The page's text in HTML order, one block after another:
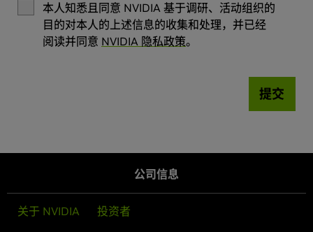
本人知悉且同意 NVIDIA 基于调研、活动组织的
目的对本人的上述信息的收集和处理，并已经
阅读并同意 NVIDIA 隐私政策。
提交
公司信息
关于 NVIDIA 投资者